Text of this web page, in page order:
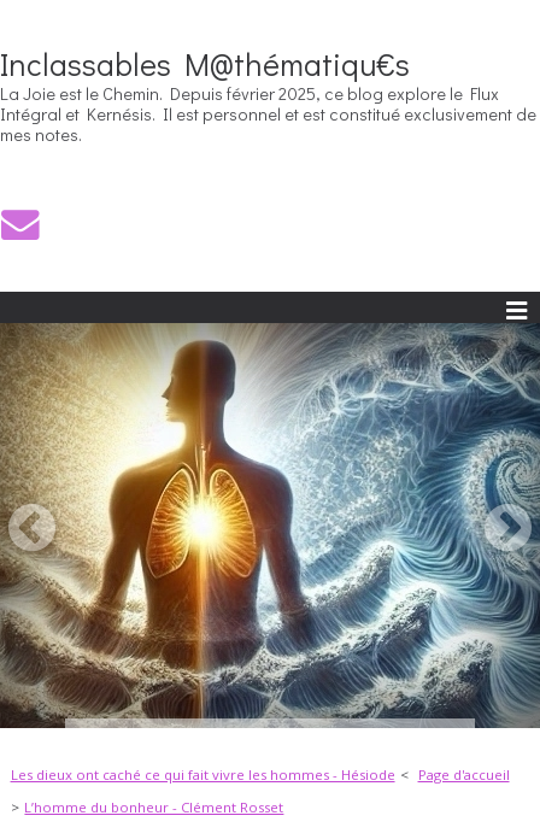
Inclassables M@thématiqu€s
La Joie est le Chemin. Depuis février 2025, ce blog explore le Flux
Intégral et Kernésis. Il est personnel et est constitué exclusivement de
mes notes.
Les dieux ont caché ce qui fait vivre les hommes - Hésiode
Page d'accueil
L’homme du bonheur - Clément Rosset